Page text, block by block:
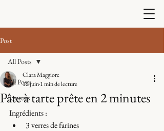
Post
All Posts
Recettes
All Posts
Pâte à tarte prête en 2 minutes
Clara Maggiore
12 juin1 min de lecture
Ingrédients :
3 verres de farines